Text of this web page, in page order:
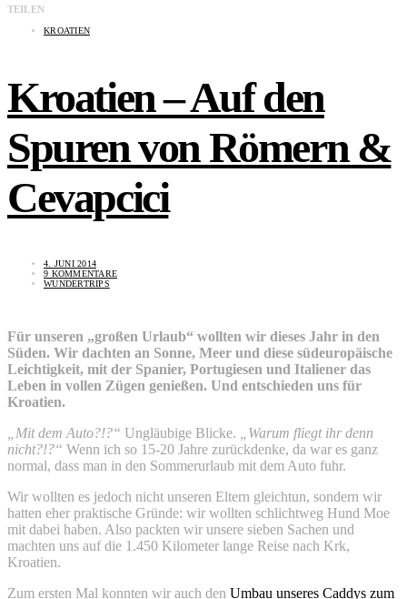
TEILEN
KROATIEN
Kroatien – Auf den
Spuren von Römern &
Cevapcici
4. JUNI 2014
9 KOMMENTARE
WUNDERTRIPS
Für unseren „großen Urlaub“ wollten wir dieses Jahr in den
Süden. Wir dachten an Sonne, Meer und diese südeuropäische
Leichtigkeit, mit der Spanier, Portugiesen und Italiener das
Leben in vollen Zügen genießen. Und entschieden uns für
Kroatien.
„Mit dem Auto?!?“ Ungläubige Blicke.
„Warum fliegt ihr denn
nicht?!?“ Wenn ich so 15-20 Jahre zurückdenke, da war es ganz
normal, dass man in den Sommerurlaub mit dem Auto fuhr.
Wir wollten es jedoch nicht unseren Eltern gleichtun, sondern wir
hatten eher praktische Gründe: wir wollten schlichtweg Hund Moe
mit dabei haben. Also packten wir unsere sieben Sachen und
machten uns auf die 1.450 Kilometer lange Reise nach Krk,
Kroatien.
Zum ersten Mal konnten wir auch den Umbau unseres Caddys zum